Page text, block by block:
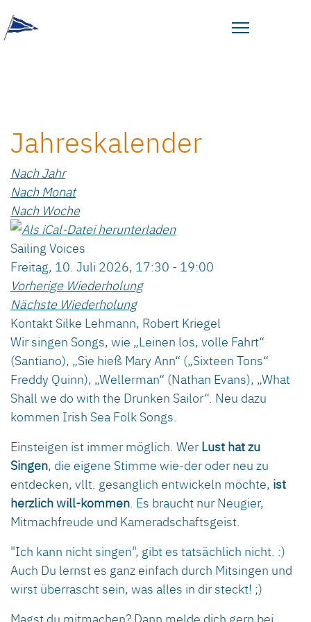
Jahreskalender
Nach Jahr
Nach Monat
Nach Woche
Sailing Voices
Freitag, 10. Juli 2026, 17:30 - 19:00
Vorherige Wiederholung
Nächste Wiederholung
Kontakt Silke Lehmann, Robert Kriegel
Wir singen Songs, wie „Leinen los, volle Fahrt“
(Santiano), „Sie hieß Mary Ann“ („Sixteen Tons“
Freddy Quinn), „Wellerman“ (Nathan Evans), „What
Shall we do with the Drunken Sailor“. Neu dazu
kommen Irish Sea Folk Songs.
Einsteigen ist immer möglich. WerLust hat zu
Singen, die eigene Stimme wie-der oder neu zu
entdecken, vllt. gesanglich entwickeln möchte, ist
herzlich will-kommen. Es braucht nur Neugier,
Mitmachfreude und Kameradschaftsgeist.
"Ich kann nicht singen", gibt es tatsächlich nicht. :)
Auch Du lernst es ganz einfach durch Mitsingen und
wirst überrascht sein, was alles in dir steckt! ;)
Magst du mitmachen? Dann melde dich gern bei